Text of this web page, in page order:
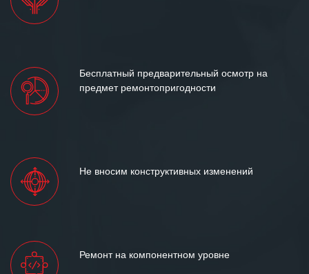
Бесплатный предварительный осмотр на
предмет ремонтопригодности
Не вносим конструктивных изменений
Ремонт на компонентном уровне